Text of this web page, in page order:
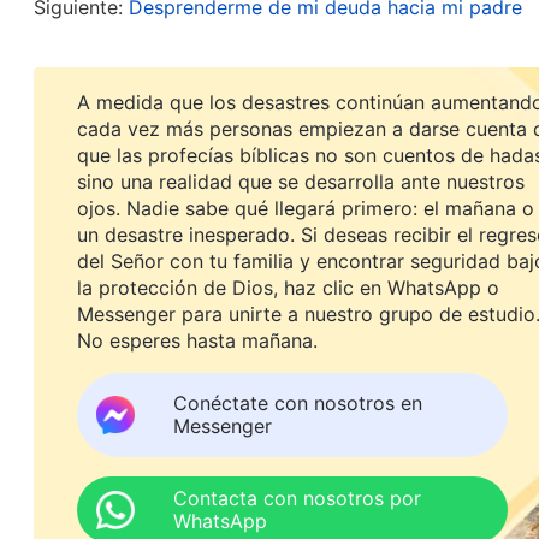
país: “Hija querida, ¿será que nunca más te
palabras se harían realidad. Aunque había leído
muerte cuando mi papá falleció, y podía
cuidar a sus padres, pero los padres ya no
hacia mis padres era como un nudo en mi
cuando pensaba en cómo no estuve allí para
culpable, aunque no hubiera podido hacer
palabras de Dios podría haber aliviado un poco
tuviera la oportunidad de cuidarlos bien de
morir. No estuve con mis padres cuando
una desgraciada ingrata y dirían que mis
pensaba, más desdichada me sentía. Los
Siguiente: Desprenderme de mi deuda hacia mi padre
A medida que los desastres continúan
cada vez más personas empiezan a darse cuenta
que las profecías bíblicas no son cuentos de
sino una realidad que se desarrolla ante nuestros
ojos. Nadie sabe qué llegará primero: el mañana o
un desastre inesperado. Si deseas recibir el
del Señor con tu familia y encontrar seguridad
la protección de Dios, haz clic en WhatsApp o
Messenger para unirte a nuestro grupo de estudio.
No esperes hasta mañana.
Conéctate con nosotros en
Messenger
Contacta con nosotros por
WhatsApp